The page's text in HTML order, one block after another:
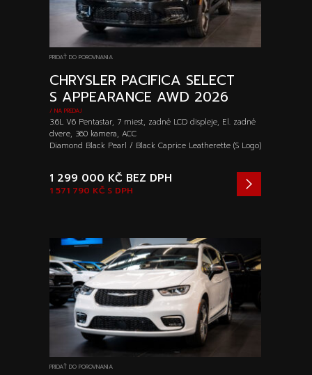
PRIDAŤ DO POROVNANIA
CHRYSLER PACIFICA SELECT
S APPEARANCE AWD 2026
/ NA PREDAJ
3.6L V6 Pentastar, 7 miest, zadné LCD displeje, El. zadné
dvere, 360 kamera, ACC
Diamond Black Pearl / Black Caprice Leatherette (S Logo)
1 571 790 KČ S DPH
1 299 000 KČ BEZ DPH
PRIDAŤ DO POROVNANIA